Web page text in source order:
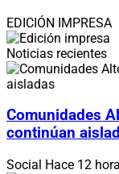
EDICIÓN IMPRESA
Noticias recientes
Comunidades
continúan
Social Hace 12